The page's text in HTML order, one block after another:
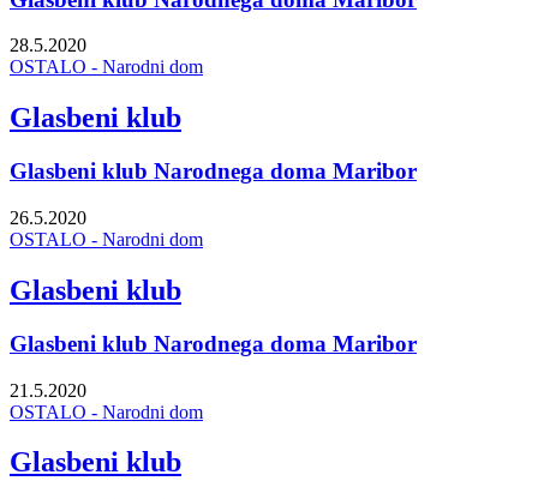
28.5.2020
OSTALO - Narodni dom
Glasbeni klub
Glasbeni klub Narodnega doma Maribor
26.5.2020
OSTALO - Narodni dom
Glasbeni klub
Glasbeni klub Narodnega doma Maribor
21.5.2020
OSTALO - Narodni dom
Glasbeni klub